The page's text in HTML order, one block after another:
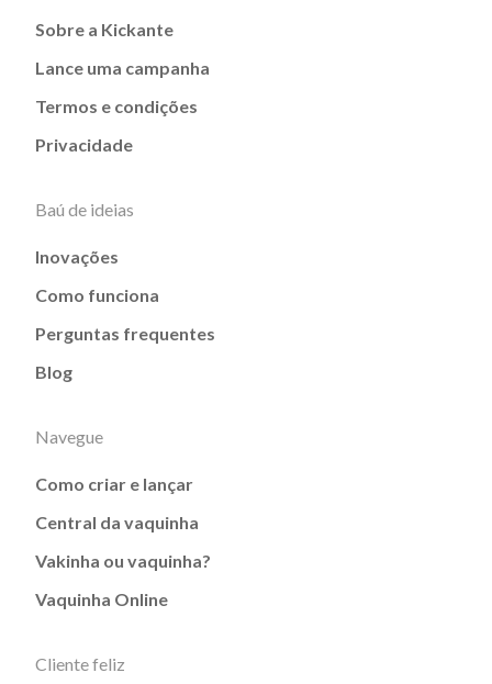
Sobre a Kickante
Lance uma campanha
Termos e condições
Privacidade
Baú de ideias
Inovações
Como funciona
Perguntas frequentes
Blog
Navegue
Como criar e lançar
Central da vaquinha
Vakinha ou vaquinha?
Vaquinha Online
Cliente feliz